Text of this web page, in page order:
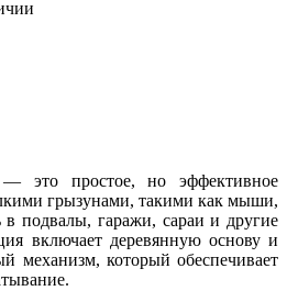
— это простое, но эффективное
грызунами, такими как мыши,
в подвалы, гаражи, сараи и другие
включает деревянную основу и
механизм, который обеспечивает